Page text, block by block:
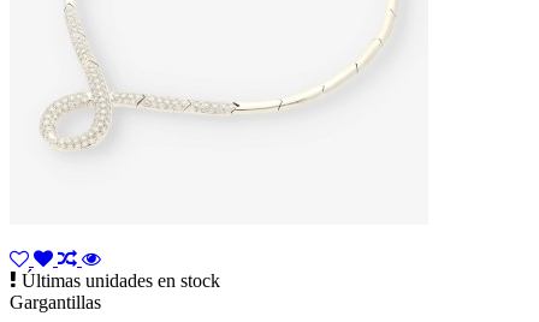
Últimas unidades en stock
Gargantillas